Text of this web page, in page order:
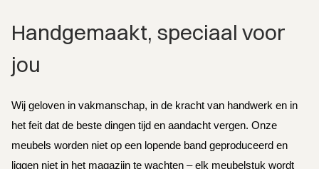
Handgemaakt, speciaal voor
jou
Wij geloven in vakmanschap, in de kracht van handwerk en in
het feit dat de beste dingen tijd en aandacht vergen. Onze
meubels worden niet op een lopende band geproduceerd en
liggen niet in het magazijn te wachten – elk meubelstuk wordt